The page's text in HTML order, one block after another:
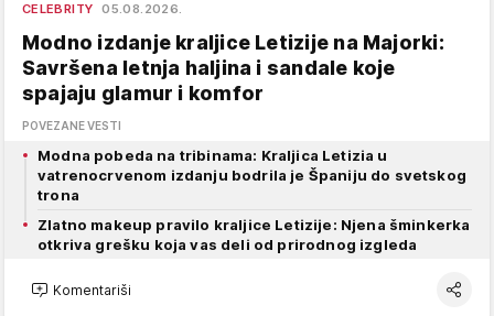
CELEBRITY 05.08.2026.
Modno izdanje kraljice Letizije na Majorki:
Savršena letnja haljina i sandale koje
spajaju glamur i komfor
POVEZANE VESTI
Modna pobeda na tribinama: Kraljica Letizia u
vatrenocrvenom izdanju bodrila je Španiju do svetskog
trona
Zlatno makeup pravilo kraljice Letizije: Njena šminkerka
otkriva grešku koja vas deli od prirodnog izgleda
Komentariši